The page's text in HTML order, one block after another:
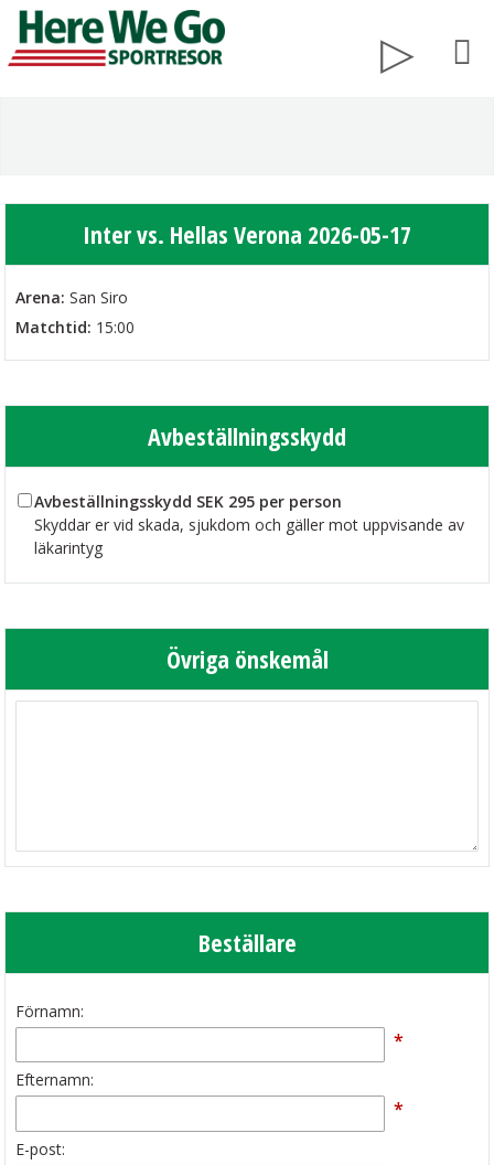
Inter vs. Hellas Verona 2026-05-17
Arena: San Siro
Matchtid: 15:00
Avbeställningsskydd
Avbeställningsskydd SEK 295 per person
Skyddar er vid skada, sjukdom och gäller mot uppvisande av
läkarintyg
Övriga önskemål
Beställare
Förnamn:
*
Efternamn:
*
E-post: